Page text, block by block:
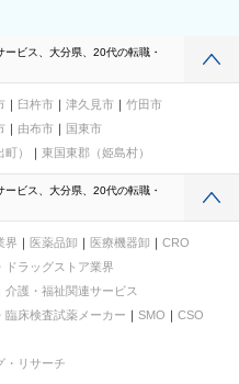
ビス、大分県、20代の転職・
臼杵市 津久見市
竹田市
由布市
国東市
） 東国東郡（姫島村）
ビス、大分県、20代の転職・
界 医薬品卸 医療機器卸
CRO
ドラッグストア業界
介護・福祉関連サービス
臨床検査試薬メーカー SMO
CSO
・リサーチ